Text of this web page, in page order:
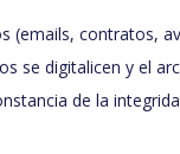
(emails, contratos,
se digitalicen y el
de la